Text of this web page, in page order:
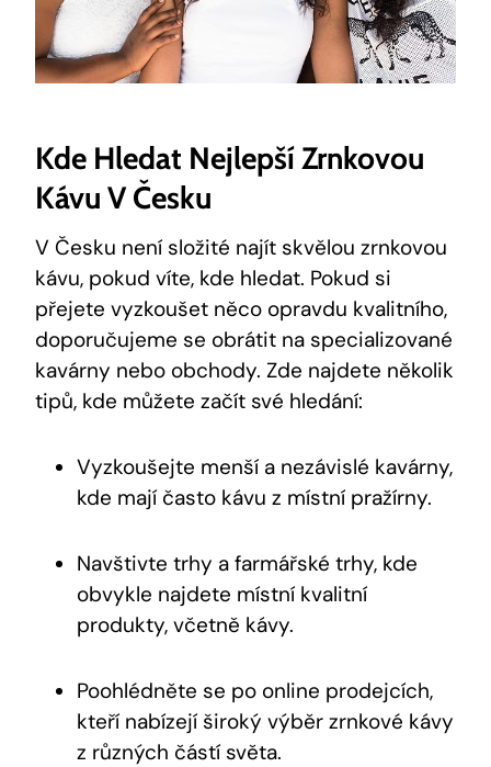
Kde Hledat Nejlepší Zrnkovou
Kávu V Česku
V Česku není složité najít skvělou zrnkovou
kávu, pokud víte, kde hledat. Pokud si
přejete vyzkoušet něco opravdu kvalitního,
doporučujeme se obrátit na specializované
kavárny nebo obchody. Zde najdete několik
tipů, kde můžete začít své hledání:
Vyzkoušejte menší a nezávislé kavárny,
kde mají často kávu z místní pražírny.
Navštivte trhy a farmářské trhy, kde
obvykle najdete místní kvalitní
produkty, včetně kávy.
Poohlédněte se po online prodejcích,
kteří nabízejí široký výběr zrnkové kávy
z různých částí světa.